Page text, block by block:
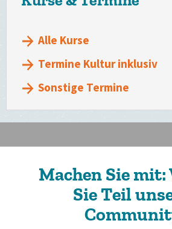
Alle Kurse
Termine Kultur inklusiv
Sonstige Termine
Machen Sie mit:
Sie Teil